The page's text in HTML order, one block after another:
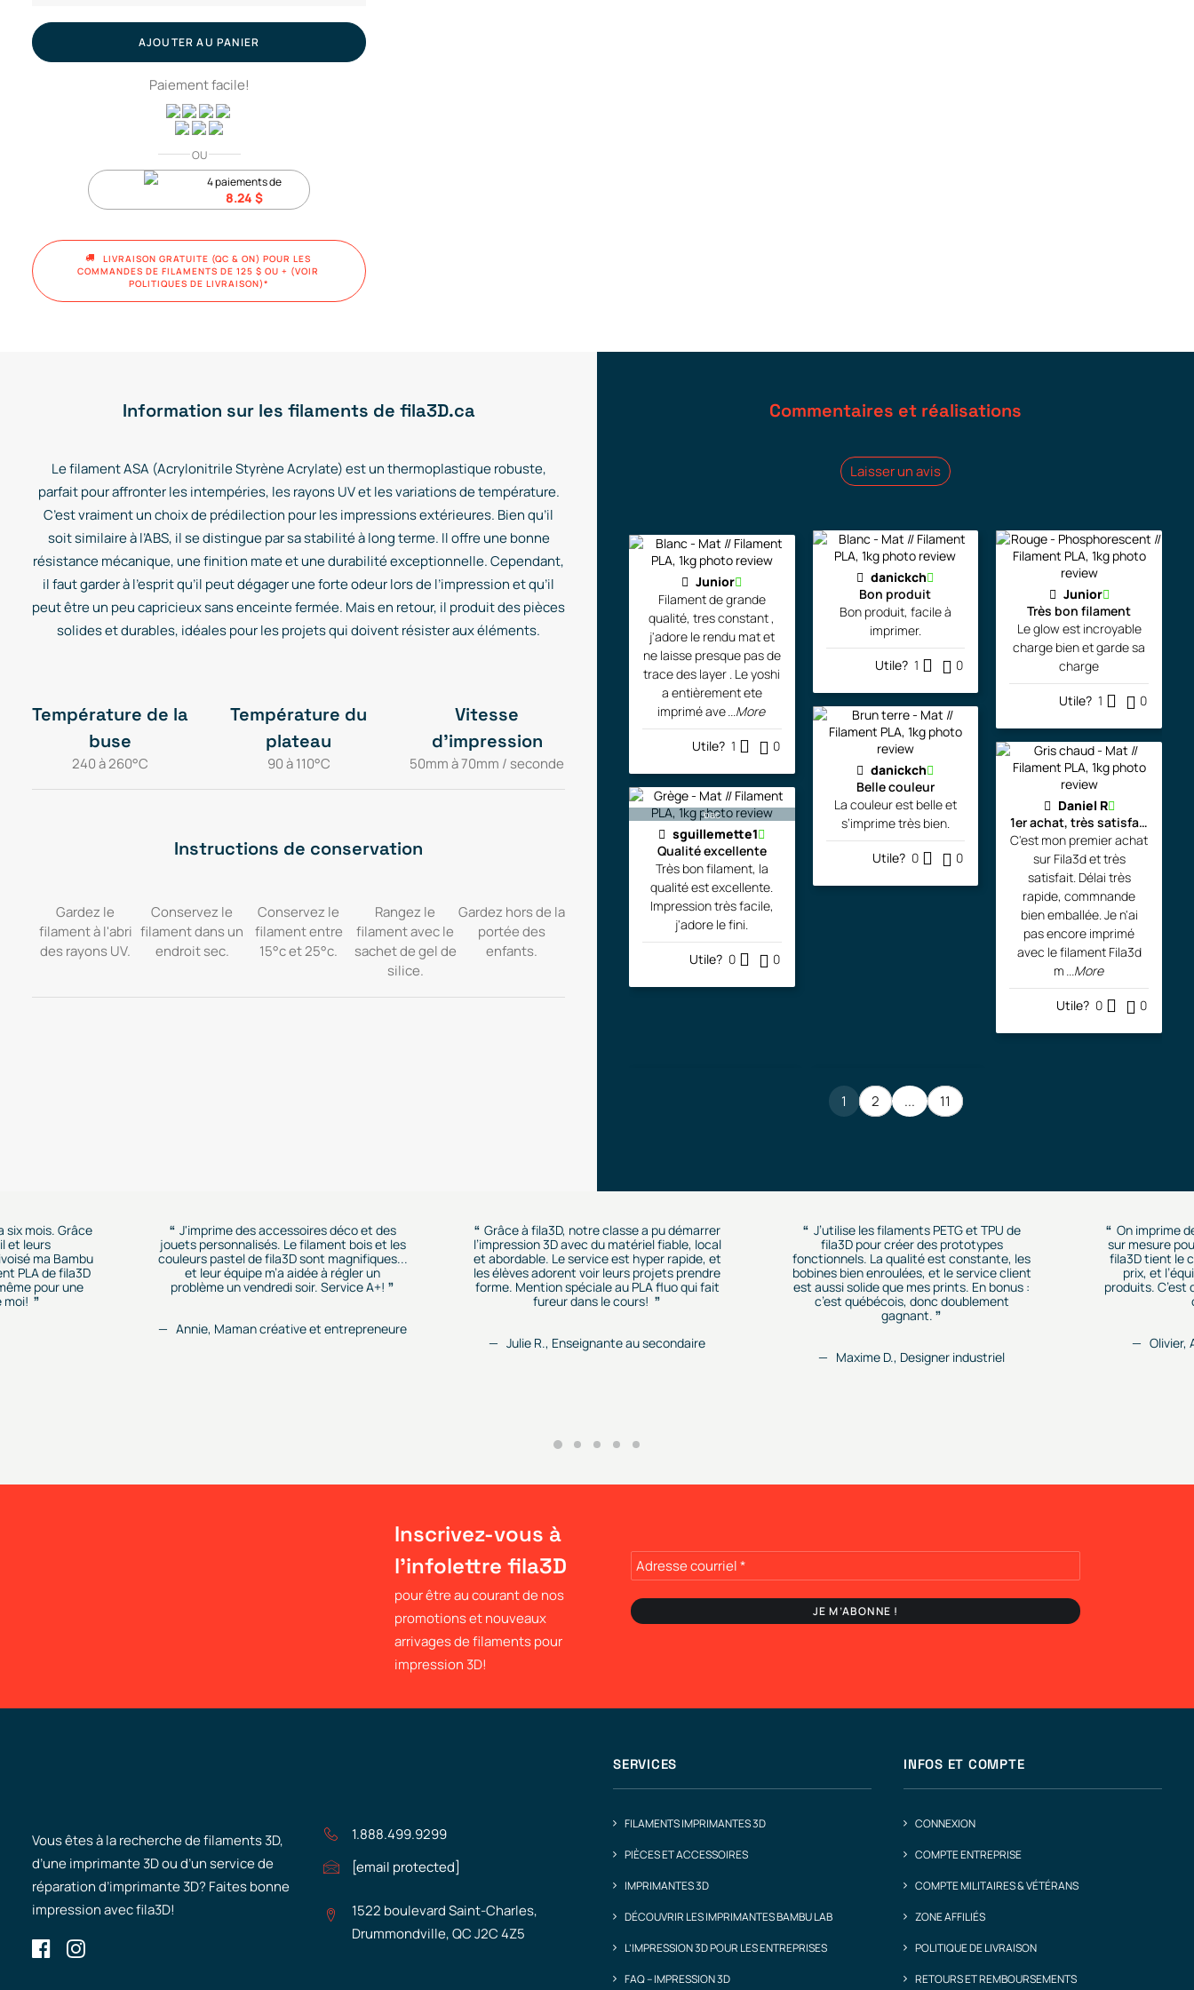
pompier
//
AJOUTER AU PANIER
Paiement facile!
OU
4 paiements de
8.24 $
LIVRAISON GRATUITE (QC & ON) POUR LES
COMMANDES DE FILAMENTS DE 125 $ OU + (VOIR
POLITIQUES DE LIVRAISON)*
Information sur les filaments de fila3D.ca
Le filament ASA (Acrylonitrile Styrène Acrylate) est un thermoplastique robuste,
parfait pour affronter les intempéries, les rayons UV et les variations de température.
C’est vraiment un choix de prédilection pour les impressions extérieures. Bien qu’il
soit similaire à l’ABS, il se distingue par sa stabilité à long terme. Il offre une bonne
résistance mécanique, une finition mate et une durabilité exceptionnelle. Cependant,
il faut garder à l’esprit qu’il peut dégager une forte odeur lors de l’impression et qu’il
peut être un peu capricieux sans enceinte fermée. Mais en retour, il produit des pièces
solides et durables, idéales pour les projets qui doivent résister aux éléments.
Température de la
buse
240 à 260°C
Température du
plateau
90 à 110°C
Vitesse
d'impression
50mm à 70mm / seconde
Instructions de conservation
Gardez le
filament à l'abri
des rayons UV.
Conservez le
filament dans un
endroit sec.
Conservez le
filament entre
15°c et 25°c.
Rangez le
filament avec le
sachet de gel de
silice.
Gardez hors de la
portée des
enfants.
Commentaires et réalisations
Laisser un avis
Junior
Filament de grande
qualité, tres constant ,
j'adore le rendu mat et
ne laisse presque pas de
trace des layer . Le yoshi
a entièrement ete
imprimé ave...More
Utile? 1 0
bac
sguillemette1
Qualité excellente
Très bon filament, la
qualité est excellente.
Impression très facile,
j'adore le fini.
Utile? 0 0
danickch
Bon produit
Bon produit, facile à
imprimer.
Utile? 1 0
danickch
Belle couleur
La couleur est belle et
s’imprime très bien.
Utile? 0 0
Junior
Très bon filament
Le glow est incroyable
charge bien et garde sa
charge
Utile? 1 0
Daniel R
1er achat, très satisfait!!!
C'est mon premier achat
sur Fila3d et très
satisfait. Délai très
rapide, commnande
bien emballée. Je n'ai
pas encore imprimé
avec le filament Fila3d
m ...More
Utile? 0 0
1 2 ... 11
six mois. Grâce
et leurs
ma Bambu
PLA de fila3D
pour une
moi!
J'imprime des accessoires déco et des
jouets personnalisés. Le filament bois et les
couleurs pastel de fila3D sont magnifiques...
et leur équipe m’a aidée à régler un
problème un vendredi soir. Service A+!
Annie, Maman créative et entrepreneure
Grâce à fila3D, notre classe a pu démarrer
l’impression 3D avec du matériel fiable, local
et abordable. Le service est hyper rapide, et
les élèves adorent voir leurs projets prendre
forme. Mention spéciale au PLA fluo qui fait
fureur dans le cours!
Julie R., Enseignante au secondaire
J’utilise les filaments PETG et TPU de
fila3D pour créer des prototypes
fonctionnels. La qualité est constante, les
bobines bien enroulées, et le service client
est aussi solide que mes prints. En bonus :
c’est québécois, donc doublement
gagnant.
Maxime D., Designer industriel
On imprime
sur mesure
fila3D tient le
prix, et
produits. C’est
Olivier,
Inscrivez-vous à
l'infolettre fila3D
pour être au courant de nos
promotions et nouveaux
arrivages de filaments pour
impression 3D!
Vous êtes à la recherche de filaments 3D,
d’une imprimante 3D ou d’un service de
réparation d’imprimante 3D? Faites bonne
impression avec fila3D!
1.888.499.9299
[email protected]
1522 boulevard Saint-Charles,
Drummondville, QC J2C 4Z5
SERVICES
FILAMENTS IMPRIMANTES 3D
PIÈCES ET ACCESSOIRES
IMPRIMANTES 3D
DÉCOUVRIR LES IMPRIMANTES BAMBU LAB
L’IMPRESSION 3D POUR LES ENTREPRISES
FAQ – IMPRESSION 3D
INFOS ET COMPTE
CONNEXION
COMPTE ENTREPRISE
COMPTE MILITAIRES & VÉTÉRANS
ZONE AFFILIÉS
POLITIQUE DE LIVRAISON
RETOURS ET REMBOURSEMENTS